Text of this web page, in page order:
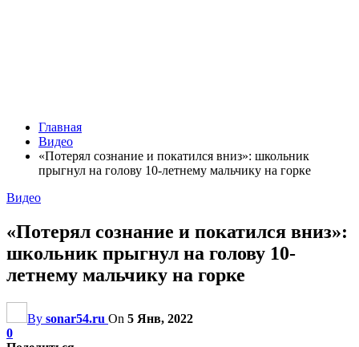
Главная
Видео
«Потерял сознание и покатился вниз»: школьник
прыгнул на голову 10-летнему мальчику на горке
Видео
«Потерял сознание и покатился вниз»:
школьник прыгнул на голову 10-
летнему мальчику на горке
By sonar54.ru On 5 Янв, 2022
0